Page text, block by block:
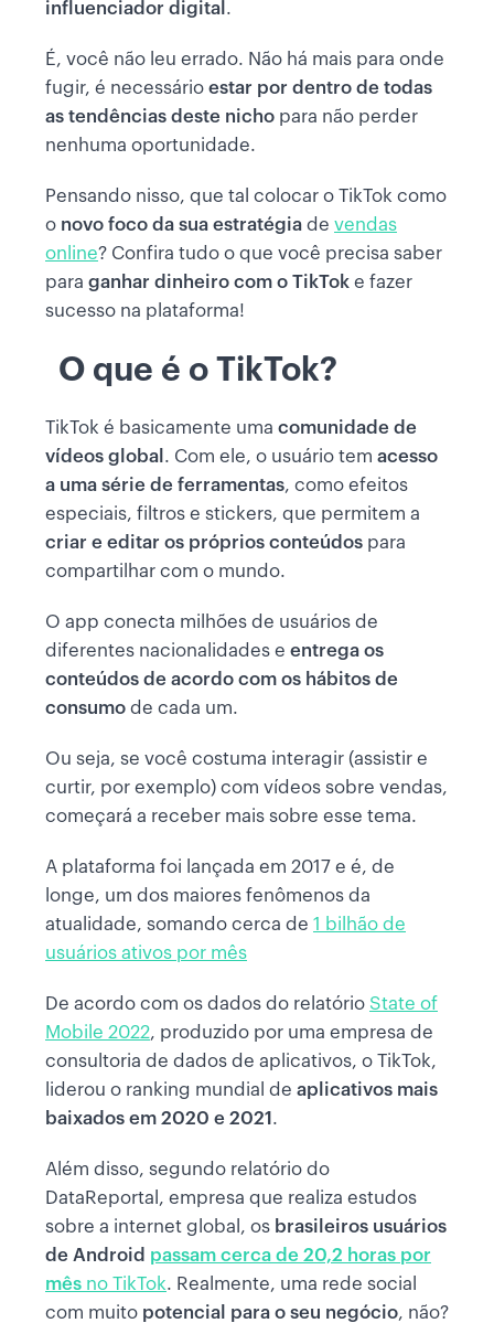
influenciador digital .
É, você não leu errado. Não há mais para onde
fugir, é necessário estar por dentro de todas
as tendências deste nicho para não perder
nenhuma oportunidade.
Pensando nisso, que tal colocar o TikTok como
o novo foco da sua estratégia de vendas
online? Confira tudo o que você precisa saber
para ganhar dinheiro com o TikTok e fazer
sucesso na plataforma!
O que é o TikTok?
TikTok é basicamente uma comunidade de
vídeos global . Com ele, o usuário tem acesso
a uma série de ferramentas, como efeitos
especiais, filtros e stickers, que permitem a
criar e editar os próprios conteúdos para
compartilhar com o mundo.
O app conecta milhões de usuários de
diferentes nacionalidades e entrega os
conteúdos de acordo com os hábitos de
consumo de cada um.
Ou seja, se você costuma interagir (assistir e
curtir, por exemplo) com vídeos sobre vendas,
começará a receber mais sobre esse tema.
A plataforma foi lançada em 2017 e é, de
longe, um dos maiores fenômenos da
atualidade, somando cerca de 1 bilhão de
usuários ativos por mês
De acordo com os dados do relatório State of
Mobile 2022, produzido por uma empresa de
consultoria de dados de aplicativos, o TikTok,
liderou o ranking mundial de aplicativos mais
baixados em 2020 e 2021 .
Além disso, segundo relatório do
DataReportal, empresa que realiza estudos
sobre a internet global, os brasileiros usuários
de Android passam cerca de 20,2 horas por
mês no TikTok. Realmente, uma rede social
com muito potencial para o seu negócio, não?